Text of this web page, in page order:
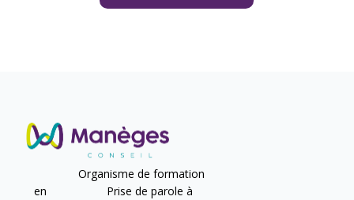
Organisme de formation
en Prise de parole à